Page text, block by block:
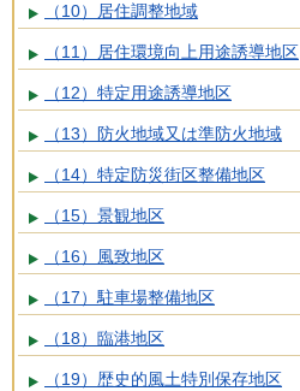
（10）居住調整地域
（11）居住環境向上用途誘導地区
（12）特定用途誘導地区
（13）防火地域又は準防火地域
（14）特定防災街区整備地区
（15）景観地区
（16）風致地区
（17）駐車場整備地区
（18）臨港地区
（19）歴史的風土特別保存地区